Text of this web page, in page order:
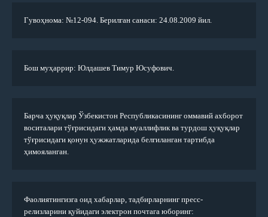
Гувоҳнома: №12-094. Берилган санаси: 24.08.2009 йил.
Бош муҳаррир: Юлдашев Тимур Юсуфович.
Барча ҳуқуқлар Ўзбекистон Республикасининг оммавий ахборот
воситалари тўғрисидаги ҳамда муаллифлик ва турдош ҳуқуқлар
тўғрисидаги қонун ҳужжатларида белгиланган тартибда
ҳимояланган.
Фаолиятингизга оид хабарлар, тадбирларнинг пресс-
релизларини қуйидаги электрон почтага юборинг: